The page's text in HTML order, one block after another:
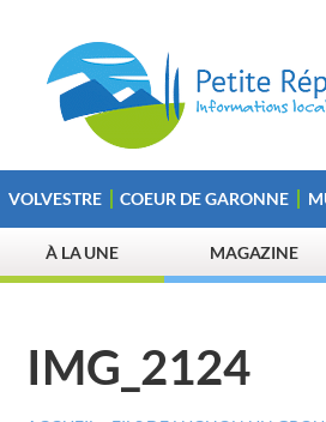
VOLVESTRE COEUR DE GARONNE
À LA UNE MAGAZINE
IMG_2124